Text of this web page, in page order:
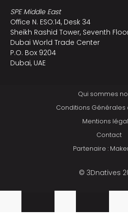
SPE Middle East
Office N. ESO:14, Desk 34
Sheikh Rashid Tower, Seventh
Dubai World Trade Center
P.O. Box 9204
Dubai, UAE
Qui sommes
Conditions Générales
Mentions
Contact
Partenaire :
© 3Dnatives